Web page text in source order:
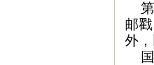
邮
外